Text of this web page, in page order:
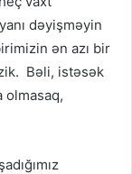
dəyişməyin
ən azı bir
Bəli, istəsək
olmasaq,